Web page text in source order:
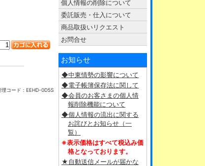
理コード： EEHD-0D5S
個人情報の削除について
委託販売・仕入について
商品取扱いリクエスト
お問合せ
お知らせ
◆中東情勢の影響について
◆電子帳簿保存法に関して
◆会員のお客さまの個人情
報削除機能について
◆個人情報の流出に関する
お詫びとお知らせ（一
覧）
※表示価格はすべて税込み価
格となっております。
★自動送信メールが届かな